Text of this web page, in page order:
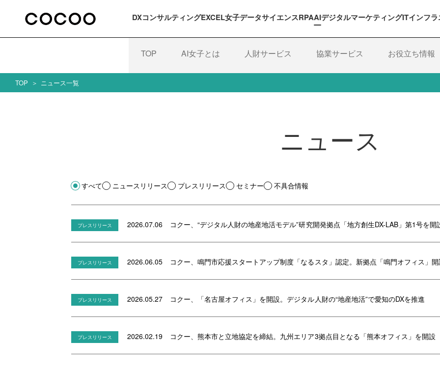
DXコンサルティングEXCEL女子データサイエンスRPAAIデジタルマーケティングITインフラ
TOP AI女子とは 人財サービス 協業サービス お役立ち情報
TOP ニュース一覧
ニュース
すべて ニュースリリース プレスリリース セミナー 不具合情報
プレスリリース 2026.07.06 コクー、“デジタル人財の地産地活モデル”研究開発拠点「地方創生DX-LAB」第1号を開
プレスリリース 2026.06.05 コクー、鳴門市応援スタートアップ制度「なるスタ」認定。新拠点「鳴門オフィス」
プレスリリース 2026.05.27 コクー、「名古屋オフィス」を開設。デジタル人財の“地産地活”で愛知のDXを推進
プレスリリース 2026.02.19 コクー、熊本市と立地協定を締結。九州エリア3拠点目となる「熊本オフィス」を開設